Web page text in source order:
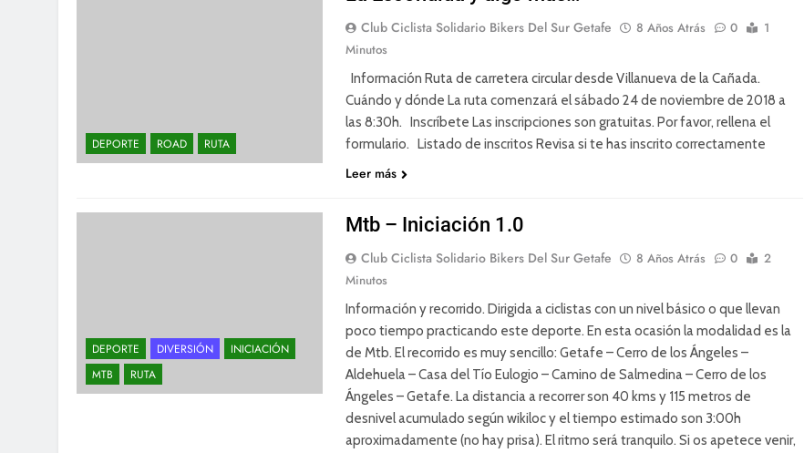
DEPORTE ROAD RUTA
Club Ciclista Solidario Bikers Del Sur Getafe 8 Años Atrás 0
1
Minutos
Información Ruta de carretera circular desde Villanueva de la Cañada.
Cuándo y dónde La ruta comenzará el sábado 24 de noviembre de 2018 a
las 8:30h. Inscríbete Las inscripciones son gratuitas. Por favor, rellena el
formulario. Listado de inscritos Revisa si te has inscrito correctamente
Leer más
DEPORTE DIVERSIÓN
INICIACIÓN
MTB
RUTA
Mtb – Iniciación 1.0
Club Ciclista Solidario Bikers Del Sur Getafe 8 Años Atrás 0
2
Minutos
Información y recorrido. Dirigida a ciclistas con un nivel básico o que llevan
poco tiempo practicando este deporte. En esta ocasión la modalidad es la
de Mtb. El recorrido es muy sencillo: Getafe – Cerro de los Ángeles –
Aldehuela – Casa del Tío Eulogio – Camino de Salmedina – Cerro de los
Ángeles – Getafe. La distancia a recorrer son 40 kms y 115 metros de
desnivel acumulado según wikiloc y el tiempo estimado son 3:00h
aproximadamente (no hay prisa). El ritmo será tranquilo. Si os apetece venir,